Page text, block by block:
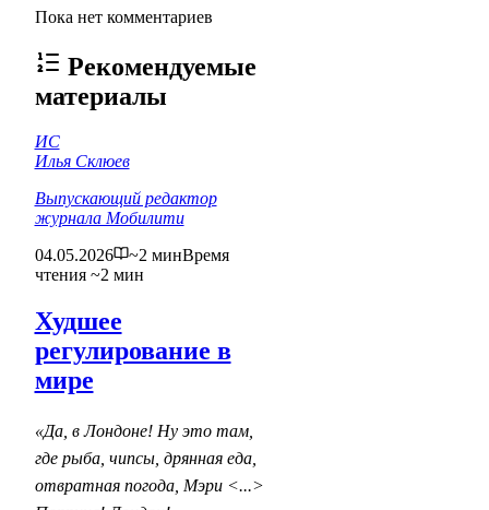
Пока нет комментариев
Рекомендуемые
материалы
ИС
Илья Склюев
Выпускающий редактор
журнала Мобилити
04.05.2026
~2 минВремя
чтения ~2 мин
Худшее
регулирование в
мире
«Да, в Лондоне! Ну это там,
где рыба, чипсы, дрянная еда,
отвратная погода, Мэри <...>